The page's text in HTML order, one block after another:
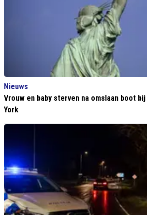
Nieuws
Vrouw en baby sterven na omslaan boot
York